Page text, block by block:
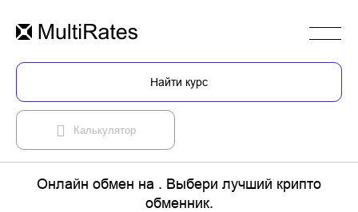
Найти курс
Калькулятор
Онлайн обмен на . Выбери лучший крипто
обменник.